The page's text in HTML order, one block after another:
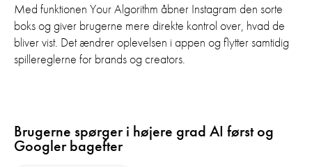
Med funktionen Your Algorithm åbner Instagram den sorte
boks og giver brugerne mere direkte kontrol over, hvad de
bliver vist. Det ændrer oplevelsen i appen og flytter samtidig
spillereglerne for brands og creators.
Brugerne spørger i højere grad AI først og
Googler bagefter